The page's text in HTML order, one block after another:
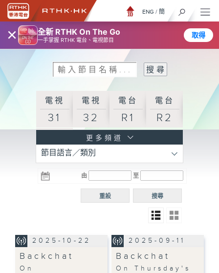
× 全新 RTHK On The Go
一手掌握 RTHK 電台、電視節目
取得
ENG / 簡
電視
31
電視
32
電台
R1
電台
R2
R3
電台 電台
R5
電台
普通
更多頻道
節目語言／類別
由 至
搜尋
重設
2025-10-22
Backchat
On
2025-09-11
Backchat
On Thursday's